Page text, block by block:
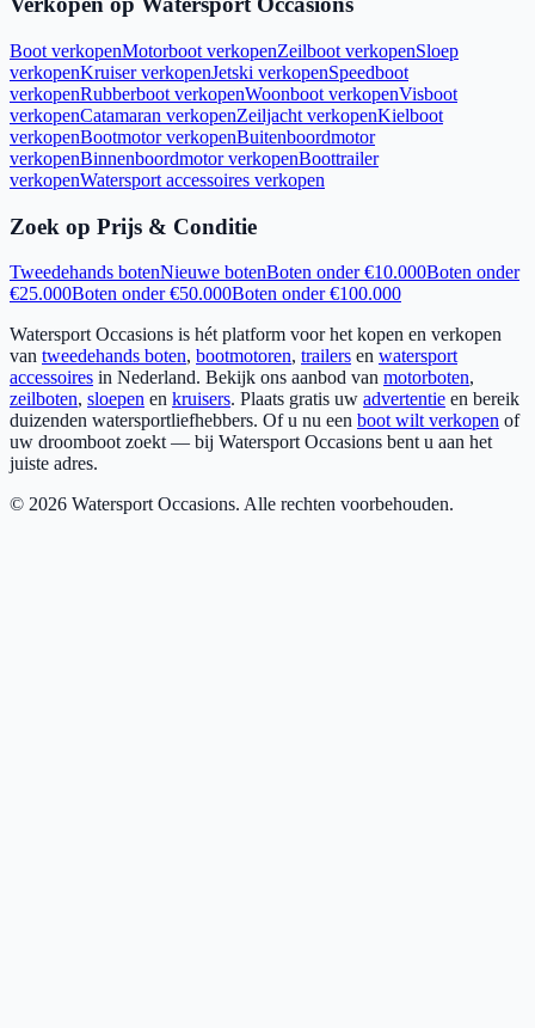
Boot verkopenMotorboot verkopenZeilboot verkopenSloep
verkopenKruiser verkopenJetski verkopenSpeedboot
verkopenRubberboot verkopenWoonboot verkopenVisboot
verkopenCatamaran verkopenZeiljacht verkopenKielboot
verkopenBootmotor verkopenBuitenboordmotor
verkopenBinnenboordmotor verkopenBoottrailer
verkopenWatersport accessoires verkopen
Zoek op Prijs & Conditie
Tweedehands botenNieuwe botenBoten onder €10.000Boten onder
€25.000Boten onder €50.000Boten onder €100.000
Watersport Occasions is hét platform voor het kopen en verkopen
van tweedehands boten, bootmotoren, trailers en watersport
accessoires in Nederland. Bekijk ons aanbod van motorboten,
zeilboten, sloepen en kruisers. Plaats gratis uw advertentie en bereik
duizenden watersportliefhebbers. Of u nu een boot wilt verkopen of
uw droomboot zoekt — bij Watersport Occasions bent u aan het
juiste adres.
© 2026 Watersport Occasions. Alle rechten voorbehouden.